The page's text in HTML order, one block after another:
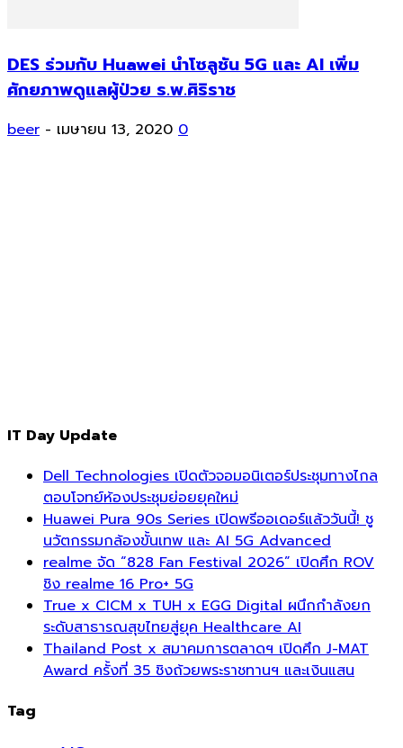
DES ร่วมกับ Huawei นำโซลูชัน 5G และ AI เพิ่ม
ศักยภาพดูแลผู้ป่วย ร.พ.ศิริราช
beer - เมษายน 13, 2020 0
IT Day Update
Dell Technologies เปิดตัวจอมอนิเตอร์ประชุมทางไกล
ตอบโจทย์ห้องประชุมย่อยยุคใหม่
Huawei Pura 90s Series เปิดพรีออเดอร์แล้ววันนี้! ชู
นวัตกรรมกล้องขั้นเทพ และ AI 5G Advanced
realme จัด “828 Fan Festival 2026” เปิดศึก ROV
ชิง realme 16 Pro+ 5G
True x CICM x TUH x EGG Digital ผนึกกำลังยก
ระดับสาธารณสุขไทยสู่ยุค Healthcare AI
Thailand Post x สมาคมการตลาดฯ เปิดศึก J-MAT
Award ครั้งที่ 35 ชิงถ้วยพระราชทานฯ และเงินแสน
Tag